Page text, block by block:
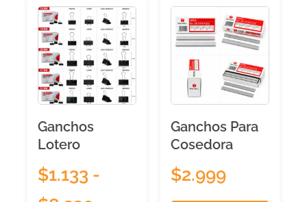
Ganchos
Lotero
$1.133 -
Ganchos Para
Cosedora
$2.999